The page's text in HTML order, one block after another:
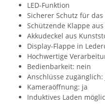
LED-Funktion
Sicherer Schutz für das
Schützende Klappe
Akkudeckel aus
Display-Flappe in
Hochwertige
Bedienbarkeit: nein
Anschlüsse zugänglich:
Kameraöffnung: ja
Induktives Laden